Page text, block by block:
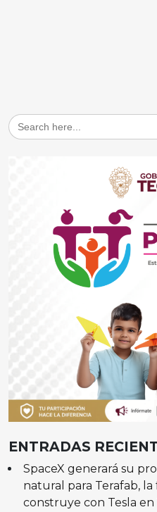
Search
for:
ENTRADAS
SpaceX generará su
natural para Terafab,
construye con Tesla en